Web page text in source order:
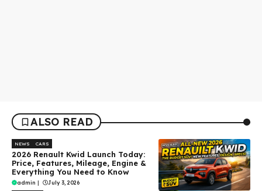
ALSO READ
NEWS CARS
2026 Renault Kwid Launch Today:
Price, Features, Mileage, Engine &
Everything You Need to Know
admin July 3, 2026